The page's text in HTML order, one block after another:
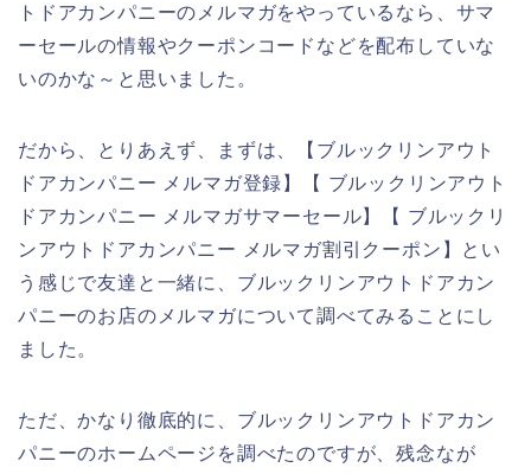
トドアカンパニーのメルマガをやっているなら、サマ
ーセールの情報やクーポンコードなどを配布していな
いのかな～と思いました。
だから、とりあえず、まずは、【ブルックリンアウト
ドアカンパニー メルマガ登録】【 ブルックリンアウト
ドアカンパニー メルマガサマーセール】【 ブルックリ
ンアウトドアカンパニー メルマガ割引クーポン】とい
う感じで友達と一緒に、ブルックリンアウトドアカン
パニーのお店のメルマガについて調べてみることにし
ました。
ただ、かなり徹底的に、ブルックリンアウトドアカン
パニーのホームページを調べたのですが、残念なが